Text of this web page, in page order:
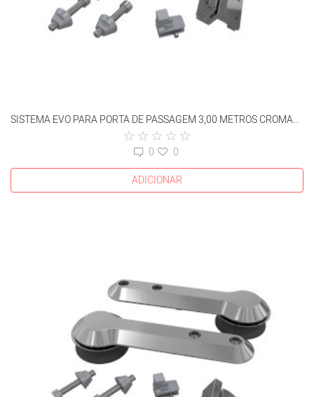
SISTEMA EVO PARA PORTA DE PASSAGEM 3,00 METROS CROMADO
0
0
ADICIONAR